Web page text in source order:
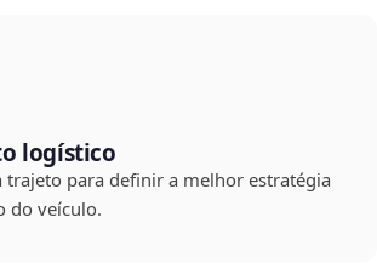
logístico
trajeto para definir a melhor estratégia
do veículo.